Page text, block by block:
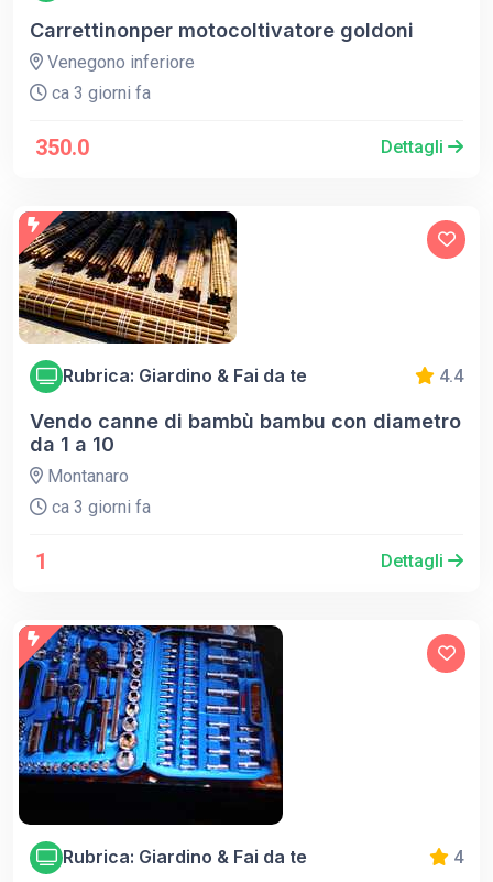
Carrettinonper motocoltivatore goldoni
Venegono inferiore
ca 3 giorni fa
350.0 Dettagli
Rubrica: Giardino & Fai da te 4.4
Vendo canne di bambù bambu con diametro
da 1 a 10
Montanaro
ca 3 giorni fa
1 Dettagli
Rubrica: Giardino & Fai da te 4